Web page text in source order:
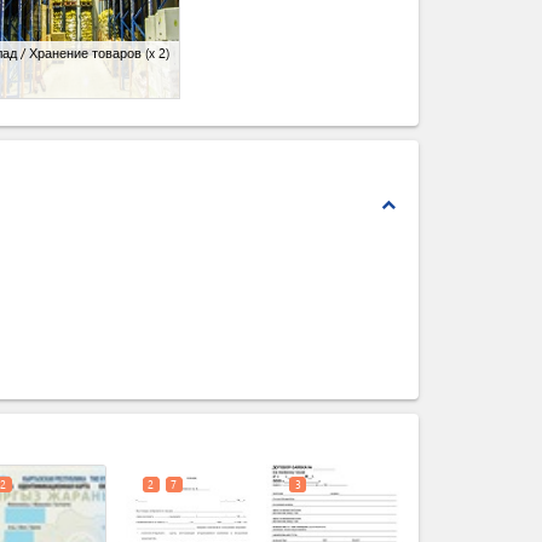
/ Хранение товаров(x 2)
expand_less
2 2 7 3